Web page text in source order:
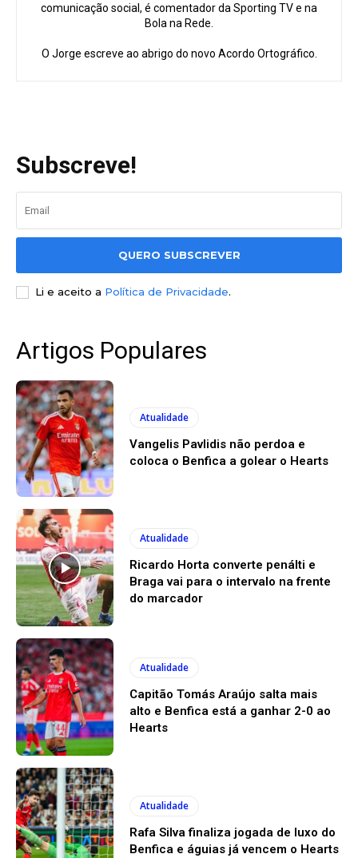
comunicação social, é comentador da Sporting TV e na
Bola na Rede.
O Jorge escreve ao abrigo do novo Acordo Ortográfico.
Subscreve!
QUERO SUBSCREVER
Li e aceito a Política de Privacidade.
Artigos Populares
Atualidade
Vangelis Pavlidis não perdoa e
coloca o Benfica a golear o Hearts
Atualidade
Ricardo Horta converte penálti e
Braga vai para o intervalo na frente
do marcador
Atualidade
Capitão Tomás Araújo salta mais
alto e Benfica está a ganhar 2-0 ao
Hearts
Atualidade
Rafa Silva finaliza jogada de luxo do
Benfica e águias já vencem o Hearts